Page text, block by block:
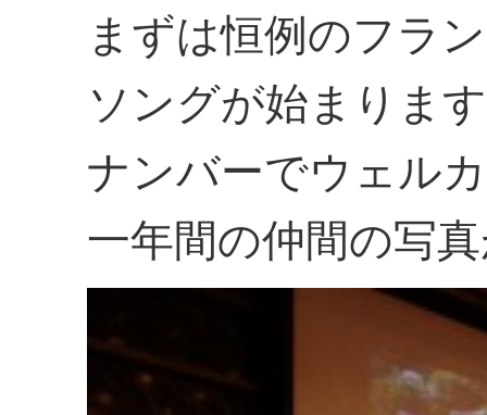
まずは恒例のフラ
ソングが始まりま
ナンバーでウェル
一年間の仲間の写